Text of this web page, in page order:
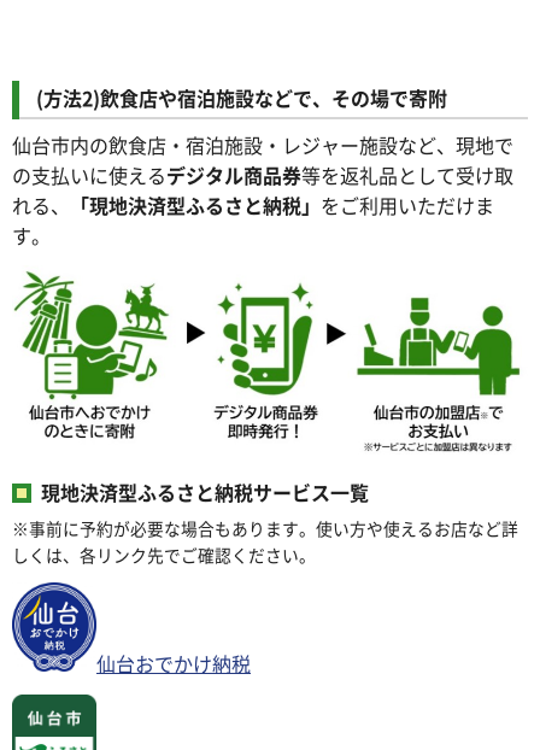
(方法2)飲食店や宿泊施設などで、その場で寄附
仙台市内の飲食店・宿泊施設・レジャー施設など、現地で
の支払いに使えるデジタル商品券等を返礼品として受け取
れる、
「現地決済型ふるさと納税」 をご利用いただけま
す。
現地決済型ふるさと納税サービス一覧
※事前に予約が必要な場合もあります。使い方や使えるお店など詳
しくは、各リンク先でご確認ください。
仙台おでかけ納税